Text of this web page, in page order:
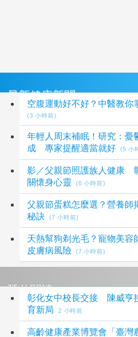
最新健康新聞
空腹運動好不好？中醫教你
(3 小時前)
年輕人周末補眠！研究：憂
成 專家提醒適當就好
(5 小
影／父親節照護族人健康
關懷身心靈
(6 小時前)
父親節蛋糕怎麼選？營養師
秘訣
(7 小時前)
天熱幫狗剃光毛？寵物美容師揭迷
皮膚病風險
(7 小時前)
延伸閱讀
彰化女中校長交接 陳威亨
育新局
2 小時前
高齡健康產業博覽會「臺灣